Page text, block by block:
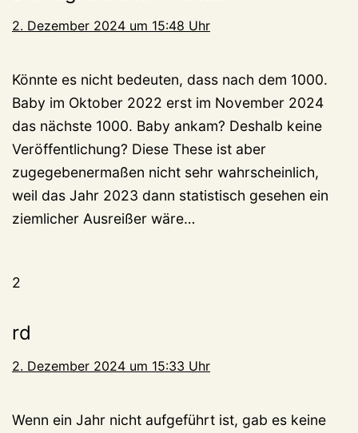
2. Dezember 2024 um 15:48 Uhr
Könnte es nicht bedeuten, dass nach dem 1000.
Baby im Oktober 2022 erst im November 2024
das nächste 1000. Baby ankam? Deshalb keine
Veröffentlichung? Diese These ist aber
zugegebenermaßen nicht sehr wahrscheinlich,
weil das Jahr 2023 dann statistisch gesehen ein
ziemlicher Ausreißer wäre…
2
rd
2. Dezember 2024 um 15:33 Uhr
Wenn ein Jahr nicht aufgeführt ist, gab es keine